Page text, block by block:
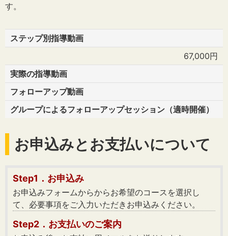
す。
ステップ別指導動画
67,000円
実際の指導動画
フォローアップ動画
グループによるフォローアップセッション（適時開催）
お申込みとお支払いについて
Step1．お申込み
お申込みフォームからからお希望のコースを選択し
て、必要事項をご入力いただきお申込みください。
Step2．お支払いのご案内